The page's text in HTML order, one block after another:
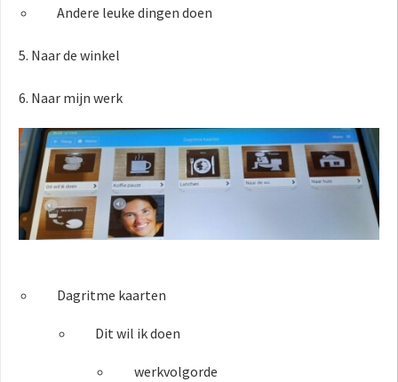
Andere leuke dingen doen
5. Naar de winkel
6. Naar mijn werk
Dagritme kaarten
Dit wil ik doen
werkvolgorde